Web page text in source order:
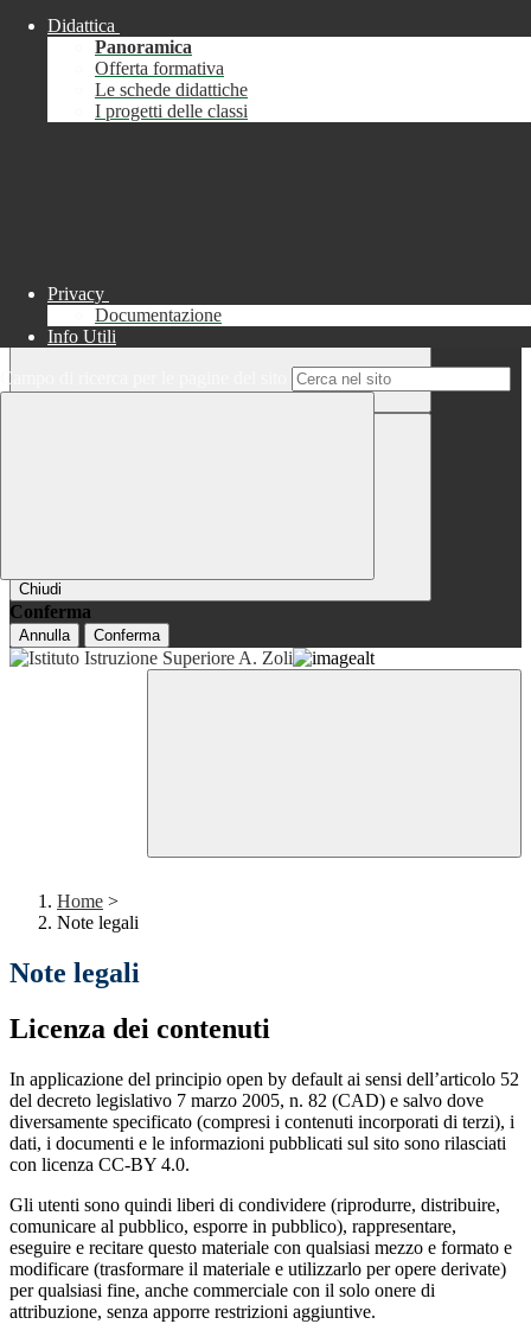
Chiudi
Informazione
Chiudi
Conferma
Annulla Conferma
Didattica
Panoramica
Offerta formativa
Le schede didattiche
I progetti delle classi
Privacy
Documentazione
Info Utili
Campo di ricerca per le pagine del sito
Home >
Note legali
Note legali
Licenza dei contenuti
In applicazione del principio open by default ai sensi dell’articolo 52
del decreto legislativo 7 marzo 2005, n. 82 (CAD) e salvo dove
diversamente specificato (compresi i contenuti incorporati di terzi), i
dati, i documenti e le informazioni pubblicati sul sito sono rilasciati
con licenza CC-BY 4.0.
Gli utenti sono quindi liberi di condividere (riprodurre, distribuire,
comunicare al pubblico, esporre in pubblico), rappresentare,
eseguire e recitare questo materiale con qualsiasi mezzo e formato e
modificare (trasformare il materiale e utilizzarlo per opere derivate)
per qualsiasi fine, anche commerciale con il solo onere di
attribuzione, senza apporre restrizioni aggiuntive.